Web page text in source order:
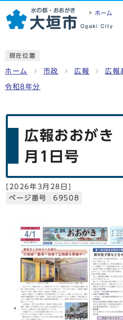
ホーム
現在位置
ホーム 市政 広報 広報
令和8年分
広報おおが
月1日号
[ 2026年3月28日 ]
ページ番号 69508